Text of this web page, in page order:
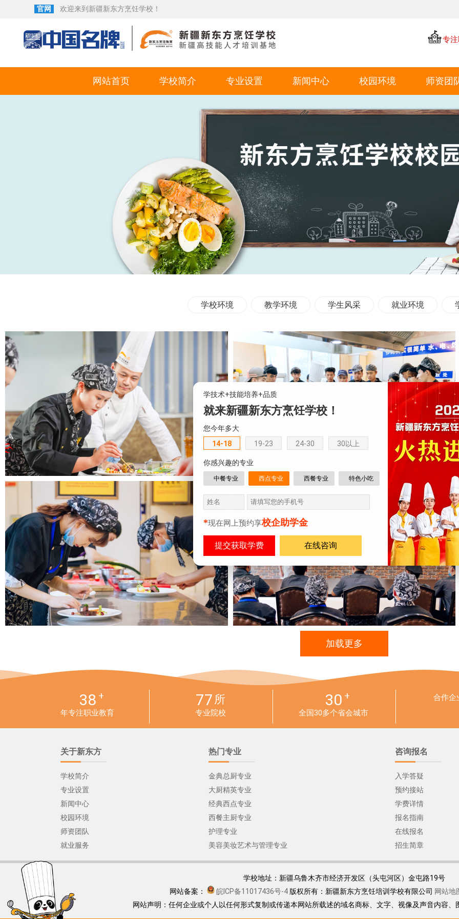
官网 欢迎来到新疆新东方烹饪学校！
专
网站首页 学校简介 专业设置
西餐专业
特色短期
新闻中心
就业动态
校园环境
学生风采
就业环境
师资团
学校环境 教学环境 学生风采 就业环境
加载更多
38 +
年专注职业教育
77 所
专业院校
30 +
全国30多个省会城市
合作企
关于新东方
学校简介
专业设置
新闻中心
校园环境
师资团队
就业服务
热门专业
金典总厨专业
大厨精英专业
经典西点专业
西餐主厨专业
护理专业
美容美妆艺术与管理专业
咨询报名
入学答疑
预约接站
学费详情
报名指南
在线报名
招生简章
学校地址：新疆乌鲁木齐市经济开发区（头屯河区）金屯路19号
网站备案：
皖ICP备11017436号-4 版权所有： 新疆新东方烹饪培训学校有限公司 网站地
网站声明：任何企业或个人以任何形式复制或传递本网站所载述的域名商标、文字、视像及声音内容
学技术+技能培养+品质
就来新疆新东方烹饪学校！
您今年多大
14-18
19-23 24-30 30以上
你感兴趣的专业
中餐专业 西点专业 西餐专业 特色小吃
*现在网上预约享校企助学金
在线咨询